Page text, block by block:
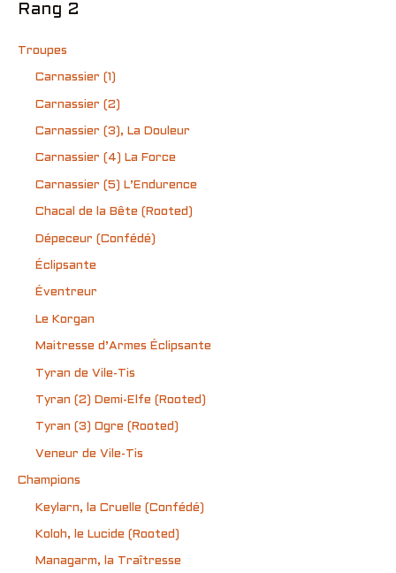
Rang 2
Troupes
Carnassier (1)
Carnassier (2)
Carnassier (3), La Douleur
Carnassier (4) La Force
Carnassier (5) L’Endurence
Chacal de la Bête (Rooted)
Dépeceur (Confédé)
Éclipsante
Éventreur
Le Korgan
Maitresse d’Armes Éclipsante
Tyran de Vile-Tis
Tyran (2) Demi-Elfe (Rooted)
Tyran (3) Ogre (Rooted)
Veneur de Vile-Tis
Champions
Keylarn, la Cruelle (Confédé)
Koloh, le Lucide (Rooted)
Managarm, la Traîtresse